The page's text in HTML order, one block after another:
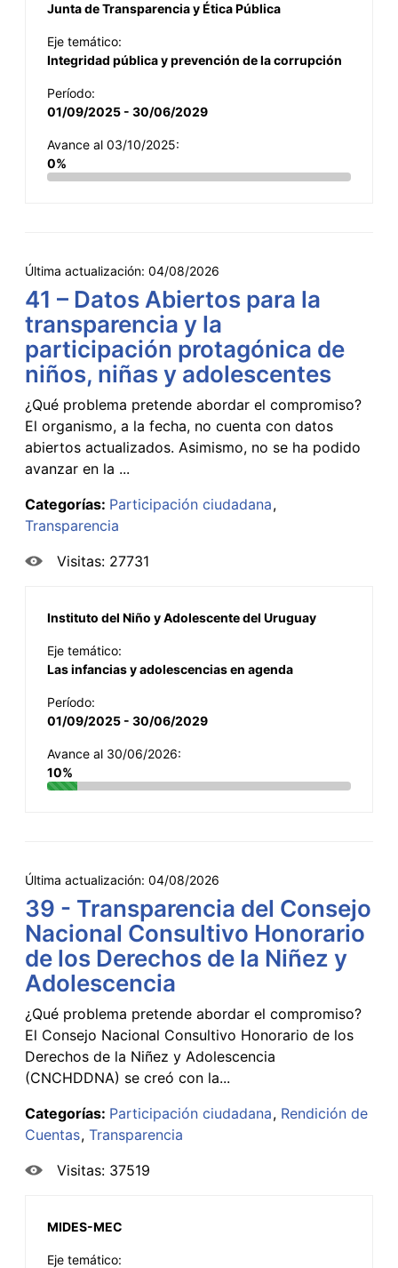
Junta de Transparencia y Ética Pública
Eje temático:
Integridad pública y prevención de la corrupción
Período:
01/09/2025 - 30/06/2029
Avance al 03/10/2025:
0%
Última actualización: 04/08/2026
41 – Datos Abiertos para la
transparencia y la
participación protagónica de
niños, niñas y adolescentes
¿Qué problema pretende abordar el compromiso?
El organismo, a la fecha, no cuenta con datos
abiertos actualizados. Asimismo, no se ha podido
avanzar en la ...
Categorías: Participación ciudadana
Transparencia
Visitas: 27731
Instituto del Niño y Adolescente del Uruguay
Eje temático:
Las infancias y adolescencias en agenda
Período:
01/09/2025 - 30/06/2029
Avance al 30/06/2026:
10%
Última actualización: 04/08/2026
39 - Transparencia del Consejo
Nacional Consultivo Honorario
de los Derechos de la Niñez y
Adolescencia
¿Qué problema pretende abordar el compromiso?
El Consejo Nacional Consultivo Honorario de los
Derechos de la Niñez y Adolescencia
(CNCHDDNA) se creó con la...
Categorías: Participación ciudadana Rendición de
Cuentas Transparencia
Visitas: 37519
MIDES-MEC
Eje temático: